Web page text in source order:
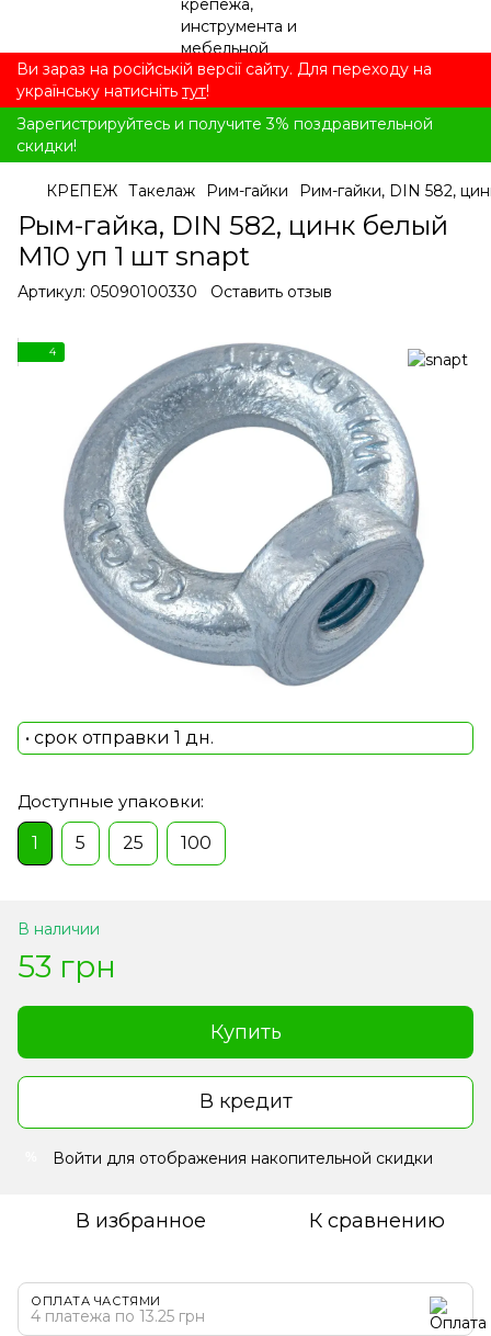
Ви зараз на російській версії сайту. Для переходу на
українську натисніть тут!
Зарегистрируйтесь и получите 3% поздравительной
скидки!
КРЕПЕЖ Такелаж Рим-гайки Рим-гайки, DIN 582,
Рым-гайка, DIN 582, цинк белый
M10 уп 1 шт snapt
Артикул: 05090100330 Оставить отзыв
4
• срок отправки 1 дн.
Доступные упаковки:
1
5 25 100
В наличии
53 грн
Купить
В кредит
Войти для отображения накопительной скидки
В избранное К сравнению
ОПЛАТА ЧАСТЯМИ
4 платежа по 13.25 грн